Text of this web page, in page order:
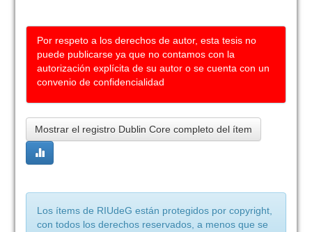
Por respeto a los derechos de autor, esta tesis no
puede publicarse ya que no contamos con la
autorización explícita de su autor o se cuenta con un
convenio de confidencialidad
Mostrar el registro Dublin Core completo del ítem
Los ítems de RIUdeG están protegidos por copyright,
con todos los derechos reservados, a menos que se